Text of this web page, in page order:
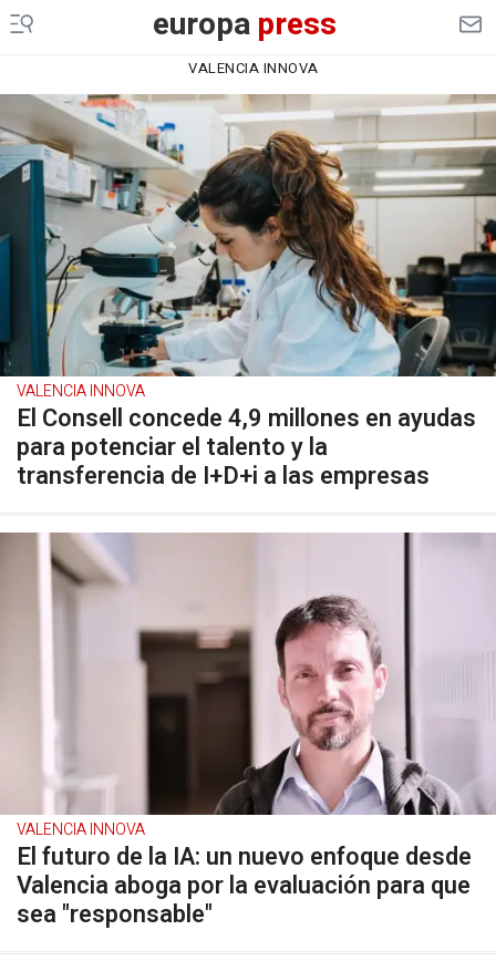
europapress
VALENCIA INNOVA
VALENCIA INNOVA
El Consell concede 4,9 millones en ayudas
para potenciar el talento y la
transferencia de I+D+i a las empresas
VALENCIA INNOVA
El futuro de la IA: un nuevo enfoque desde
Valencia aboga por la evaluación para que
sea "responsable"